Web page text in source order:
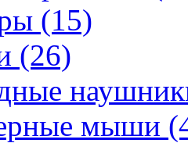
(15)
(26)
мыши